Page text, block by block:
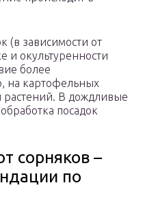
(в зависимости от
и окультуренности
более
на картофельных
В дождливые
посадок
сорняков –
по